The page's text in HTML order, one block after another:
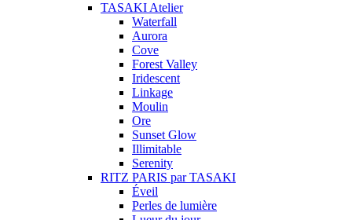
TASAKI Atelier
Waterfall
Aurora
Cove
Forest Valley
Iridescent
Linkage
Moulin
Ore
Sunset Glow
Illimitable
Serenity
RITZ PARIS par TASAKI
Éveil
Perles de lumière